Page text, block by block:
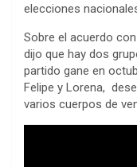
elecciones
Sobre el acuerdo
dijo que hay dos
partido gane en
Felipe y Lorena,
varios cuerpos de